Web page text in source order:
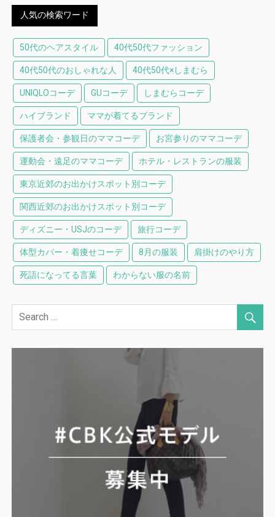
人気の検索ワード
50代のヘアスタイル 40代50代ファッション
40代50代のおしゃれな人 40代50代×しまむら
UNIQLOコーデ GUコーデ しまむらコーデ
ハイブランド ママが着てるブランド
保護者会・参観日のママコーデ お宮参りのママコーデ
運動会・遠足のママコーデ ホテル・レストランの服装
東京近郊のお出かけスポット別コーデ
関西近郊のお出かけスポット別コーデ
ディズニー・USJのコーデ 旅行コーデ
体型カバー・着痩せコーデ 8月の服装 肩掛けのやり方
死語になってる言葉 わからない服の名前